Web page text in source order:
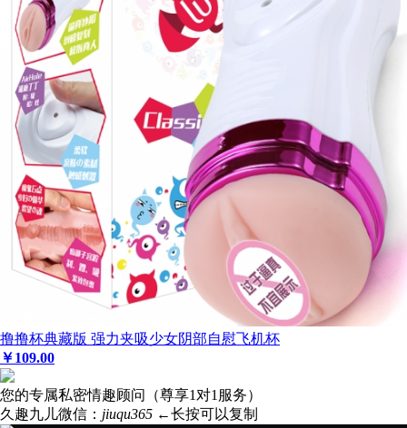
撸撸杯典藏版 强力夹吸少女阴部自慰飞机杯
￥109.00
您的专属私密情趣顾问（尊享1对1服务）
久趣九儿微信： jiuqu365 ←长按可以复制